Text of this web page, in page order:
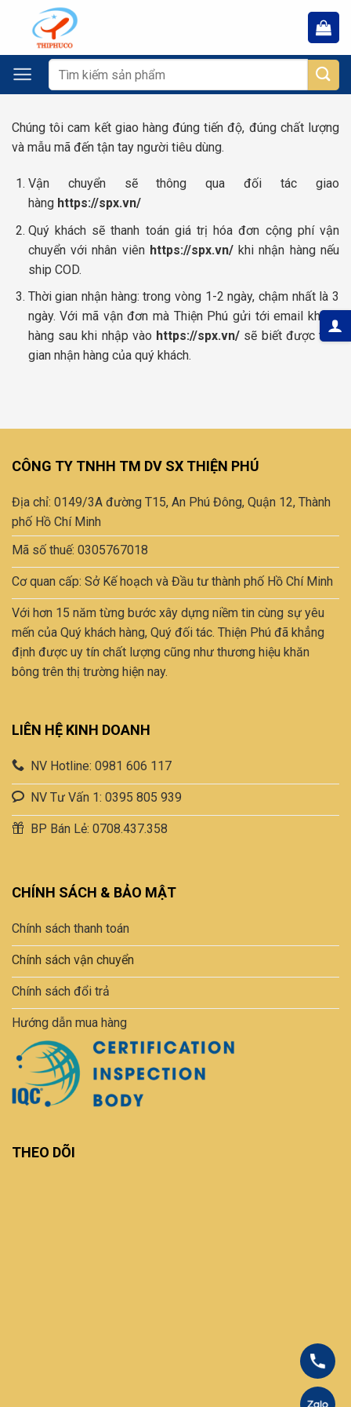
dung
Tìm
kiếm:
Chúng tôi cam kết giao hàng đúng tiến độ, đúng chất lượng
và mẫu mã đến tận tay người tiêu dùng.
Vận chuyển sẽ thông qua đối tác giao
hàng https://spx.vn/
Quý khách sẽ thanh toán giá trị hóa đơn cộng phí vận
chuyển với nhân viên https://spx.vn/khi nhận hàng nếu
ship COD.
Thời gian nhận hàng: trong vòng 1-2 ngày, chậm nhất là 3
ngày. Với mã vận đơn mà Thiện Phú gửi tới email khách
hàng sau khi nhập vào https://spx.vn/ sẽ biết được thời
gian nhận hàng của quý khách.
CÔNG TY TNHH TM DV SX THIỆN PHÚ
Địa chỉ: 0149/3A đường T15, An Phú Đông, Quận 12, Thành
phố Hồ Chí Minh
Mã số thuế: 0305767018
Cơ quan cấp: Sở Kế hoạch và Đầu tư thành phố Hồ Chí Minh
Với hơn 15 năm từng bước xây dựng niềm tin cùng sự yêu
mến của Quý khách hàng, Quý đối tác. Thiện Phú đã khẳng
định được uy tín chất lượng cũng như thương hiệu khăn
bông trên thị trường hiện nay.
LIÊN HỆ KINH DOANH
NV Hotline: 0981 606 117
NV Tư Vấn 1: 0395 805 939
BP Bán Lẻ: 0708.437.358
CHÍNH SÁCH & BẢO MẬT
Chính sách thanh toán
Chính sách vận chuyển
Chính sách đổi trả
Hướng dẫn mua hàng
THEO DÕI